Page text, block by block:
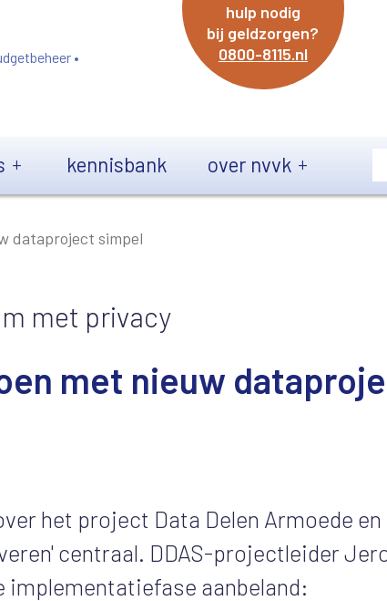
•
hulp nodig
bij geldzorgen?
0800-8115.nl
kennisbank over nvvk
dataproject simpel
met privacy
met nieuw
het project Data Delen Armoede en
centraal. DDAS-projectleider
implementatiefase aanbeland: